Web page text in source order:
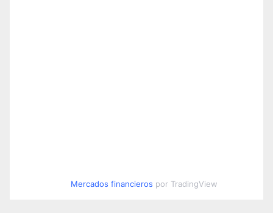
Mercados financieros por TradingView